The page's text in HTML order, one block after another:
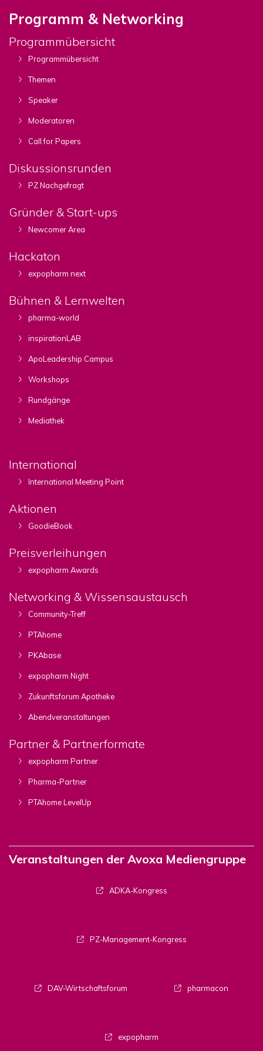
Programm & Networking
Programmübersicht
Programmübersicht
Themen
Speaker
Moderatoren
Call for Papers
Diskussionsrunden
PZ Nachgefragt
Gründer & Start-ups
Newcomer Area
Hackaton
expopharm next
Bühnen & Lernwelten
pharma-world
inspirationLAB
ApoLeadership Campus
Workshops
Rundgänge
Mediathek
International
International Meeting Point
Aktionen
GoodieBook
Preisverleihungen
expopharm Awards
Networking & Wissensaustausch
Community-Treff
PTAhome
PKAbase
expopharm Night
Zukunftsforum Apotheke
Abendveranstaltungen
Partner & Partnerformate
expopharm Partner
Pharma-Partner
PTAhome LevelUp
Veranstaltungen der Avoxa Mediengruppe
ADKA-Kongress
PZ-Management-Kongress
DAV-Wirtschaftsforum pharmacon
expopharm